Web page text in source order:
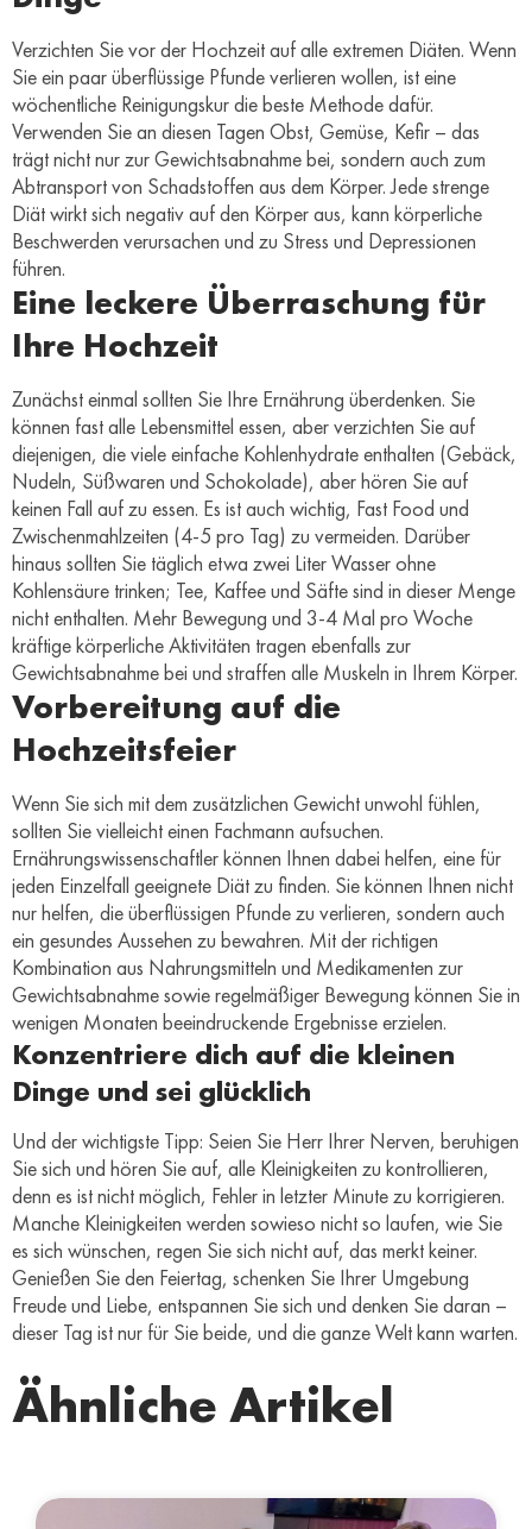
Verzichten Sie vor der Hochzeit auf alle extremen Diäten. Wenn
Sie ein paar überflüssige Pfunde verlieren wollen, ist eine
wöchentliche Reinigungskur die beste Methode dafür.
Verwenden Sie an diesen Tagen Obst, Gemüse, Kefir – das
trägt nicht nur zur Gewichtsabnahme bei, sondern auch zum
Abtransport von Schadstoffen aus dem Körper. Jede strenge
Diät wirkt sich negativ auf den Körper aus, kann körperliche
Beschwerden verursachen und zu Stress und Depressionen
führen.
Eine leckere Überraschung für
Ihre Hochzeit
Zunächst einmal sollten Sie Ihre Ernährung überdenken. Sie
können fast alle Lebensmittel essen, aber verzichten Sie auf
diejenigen, die viele einfache Kohlenhydrate enthalten (Gebäck,
Nudeln, Süßwaren und Schokolade), aber hören Sie auf
keinen Fall auf zu essen. Es ist auch wichtig, Fast Food und
Zwischenmahlzeiten (4-5 pro Tag) zu vermeiden. Darüber
hinaus sollten Sie täglich etwa zwei Liter Wasser ohne
Kohlensäure trinken; Tee, Kaffee und Säfte sind in dieser Menge
nicht enthalten. Mehr Bewegung und 3-4 Mal pro Woche
kräftige körperliche Aktivitäten tragen ebenfalls zur
Gewichtsabnahme bei und straffen alle Muskeln in Ihrem Körper.
Vorbereitung auf die
Hochzeitsfeier
Wenn Sie sich mit dem zusätzlichen Gewicht unwohl fühlen,
sollten Sie vielleicht einen Fachmann aufsuchen.
Ernährungswissenschaftler können Ihnen dabei helfen, eine für
jeden Einzelfall geeignete Diät zu finden. Sie können Ihnen nicht
nur helfen, die überflüssigen Pfunde zu verlieren, sondern auch
ein gesundes Aussehen zu bewahren. Mit der richtigen
Kombination aus Nahrungsmitteln und Medikamenten zur
Gewichtsabnahme sowie regelmäßiger Bewegung können Sie in
wenigen Monaten beeindruckende Ergebnisse erzielen.
Konzentriere dich auf die kleinen
Dinge und sei glücklich
Und der wichtigste Tipp: Seien Sie Herr Ihrer Nerven, beruhigen
Sie sich und hören Sie auf, alle Kleinigkeiten zu kontrollieren,
denn es ist nicht möglich, Fehler in letzter Minute zu korrigieren.
Manche Kleinigkeiten werden sowieso nicht so laufen, wie Sie
es sich wünschen, regen Sie sich nicht auf, das merkt keiner.
Genießen Sie den Feiertag, schenken Sie Ihrer Umgebung
Freude und Liebe, entspannen Sie sich und denken Sie daran –
dieser Tag ist nur für Sie beide, und die ganze Welt kann warten.
Ähnliche Artikel